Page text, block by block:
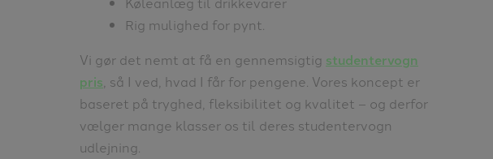
Rig mulighed for pynt.
Vi gør det nemt at få en gennemsigtig studentervogn
pris , så I ved, hvad I får for pengene. Vores koncept er
baseret på tryghed, fleksibilitet og kvalitet – og derfor
vælger mange klasser os til deres studentervogn
udlejning.